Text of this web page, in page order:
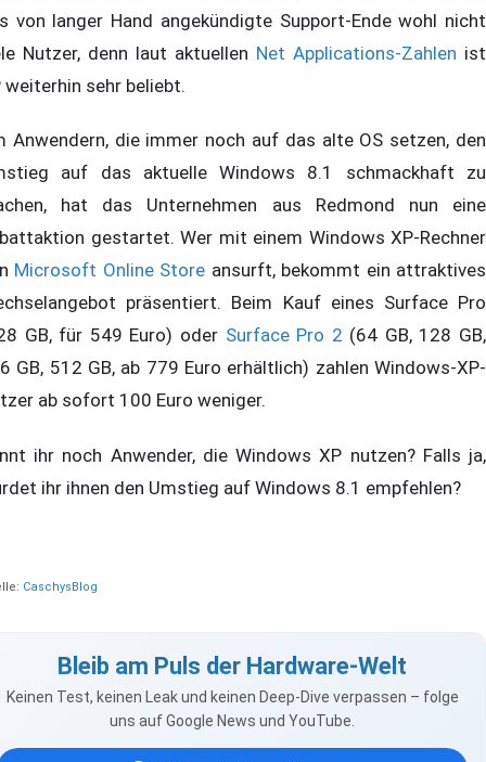
von langer Hand angekündigte Support-Ende wohl nicht
Nutzer, denn laut aktuellen Net Applications-Zahlen ist
weiterhin sehr beliebt.
Anwendern, die immer noch auf das alte OS setzen, den
auf das aktuelle Windows 8.1 schmackhaft zu
hat das Unternehmen aus Redmond nun eine
gestartet. Wer mit einem Windows XP-Rechner
Microsoft Online Store ansurft, bekommt ein attraktives
präsentiert. Beim Kauf eines Surface Pro
GB, für 549 Euro) oder Surface Pro 2 (64 GB, 128 GB,
GB, 512 GB, ab 779 Euro erhältlich) zahlen Windows-XP-
ab sofort 100 Euro weniger.
ihr noch Anwender, die Windows XP nutzen? Falls ja,
ihr ihnen den Umstieg auf Windows 8.1 empfehlen?
CaschysBlog
Bleib am Puls der Hardware-Welt
Keinen Test, keinen Leak und keinen Deep-Dive verpassen – folge
uns auf Google News und YouTube.